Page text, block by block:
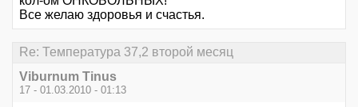
Все желаю здоровья и счастья.
Re: Температура 37,2 второй месяц
Viburnum Tinus
17 - 01.03.2010 - 01:13